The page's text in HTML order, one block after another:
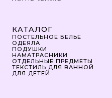
КАТАЛОГ
ПОСТЕЛЬНОЕ БЕЛЬЕ
ОДЕЯЛА
ПОДУШКИ
НАМАТРАСНИКИ
ОТДЕЛЬНЫЕ ПРЕДМЕТЫ
ТЕКСТИЛЬ ДЛЯ ВАННОЙ
ДЛЯ ДЕТЕЙ